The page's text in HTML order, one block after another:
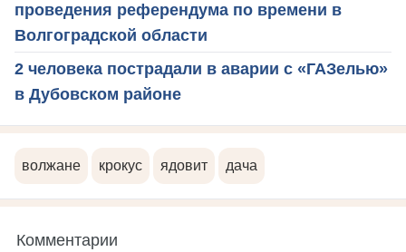
проведения референдума по времени в
Волгоградской области
2 человека пострадали в аварии с «ГАЗелью»
в Дубовском районе
волжане крокус ядовит дача
Комментарии